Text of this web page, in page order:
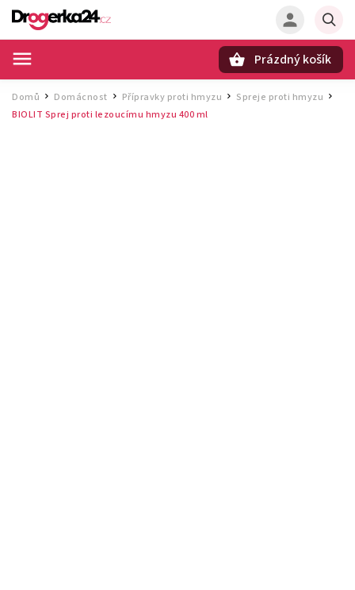
Prázdný košík
Domů / Domácnost Přípravky proti hmyzu / Spreje proti hmyzu /
BIOLIT Sprej proti lezoucímu hmyzu 400 ml